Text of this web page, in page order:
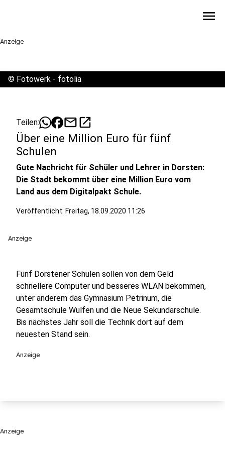
menu
Anzeige
© Fotowerk - fotolia
Teilen: mailopen_in_new
Über eine Million Euro für fünf
Schulen
Gute Nachricht für Schüler und Lehrer in Dorsten:
Die Stadt bekommt über eine Million Euro vom
Land aus dem Digitalpakt Schule.
Veröffentlicht: Freitag, 18.09.2020 11:26
Anzeige
Fünf Dorstener Schulen sollen von dem Geld
schnellere Computer und besseres WLAN bekommen,
unter anderem das Gymnasium Petrinum, die
Gesamtschule Wulfen und die Neue Sekundarschule.
Bis nächstes Jahr soll die Technik dort auf dem
neuesten Stand sein.
Anzeige
Anzeige